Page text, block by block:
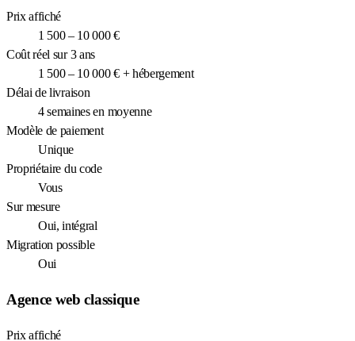
Prix affiché
1 500 – 10 000 €
Coût réel sur 3 ans
1 500 – 10 000 € + hébergement
Délai de livraison
4 semaines en moyenne
Modèle de paiement
Unique
Propriétaire du code
Vous
Sur mesure
Oui, intégral
Migration possible
Oui
Agence web classique
Prix affiché